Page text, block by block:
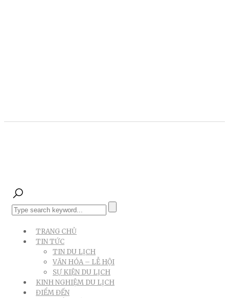
TRANG CHỦ
TIN TỨC
TIN DU LỊCH
VĂN HÓA – LỄ HỘI
SỰ KIỆN DU LỊCH
KINH NGHIỆM DU LỊCH
ĐIỂM ĐẾN